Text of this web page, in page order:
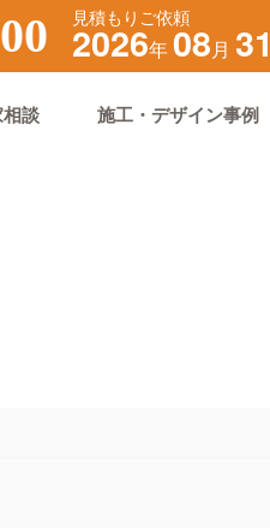
見積もりご依頼
2026年08月
談 施工・デザイン事例